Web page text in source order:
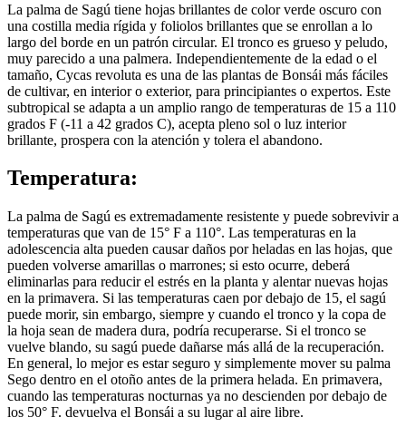
La palma de Sagú tiene hojas brillantes de color verde oscuro con
una costilla media rígida y foliolos brillantes que se enrollan a lo
largo del borde en un patrón circular. El tronco es grueso y peludo,
muy parecido a una palmera. Independientemente de la edad o el
tamaño, Cycas revoluta es una de las plantas de Bonsái más fáciles
de cultivar, en interior o exterior, para principiantes o expertos. Este
subtropical se adapta a un amplio rango de temperaturas de 15 a 110
grados F (-11 a 42 grados C), acepta pleno sol o luz interior
brillante, prospera con la atención y tolera el abandono.
Temperatura:
La palma de Sagú es extremadamente resistente y puede sobrevivir a
temperaturas que van de 15° F a 110°. Las temperaturas en la
adolescencia alta pueden causar daños por heladas en las hojas, que
pueden volverse amarillas o marrones; si esto ocurre, deberá
eliminarlas para reducir el estrés en la planta y alentar nuevas hojas
en la primavera. Si las temperaturas caen por debajo de 15, el sagú
puede morir, sin embargo, siempre y cuando el tronco y la copa de
la hoja sean de madera dura, podría recuperarse. Si el tronco se
vuelve blando, su sagú puede dañarse más allá de la recuperación.
En general, lo mejor es estar seguro y simplemente mover su palma
Sego dentro en el otoño antes de la primera helada. En primavera,
cuando las temperaturas nocturnas ya no descienden por debajo de
los 50° F. devuelva el Bonsái a su lugar al aire libre.